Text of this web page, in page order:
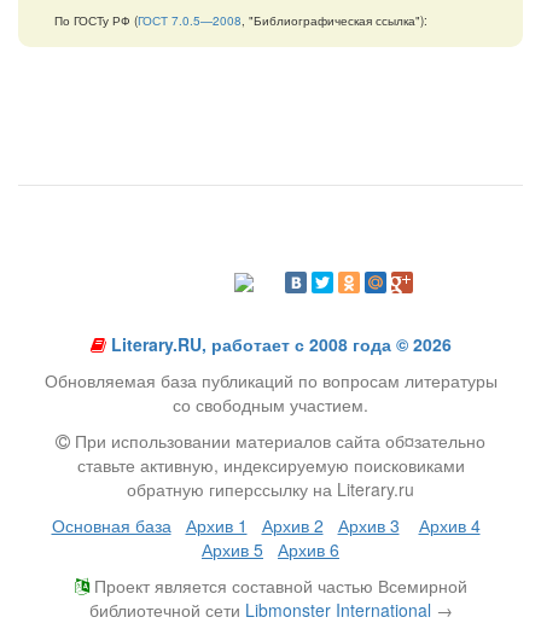
По ГОСТу РФ (ГОСТ 7.0.5—2008 , "Библиографическая ссылка"):
Literary.RU, работает с 2008 года © 2026
Обновляемая база публикаций по вопросам литературы
со свободным участием.
При использовании материалов сайта об¤зательно
ставьте активную, индексируемую поисковиками
обратную гиперссылку на Literary.ru
Основная база
Архив 1 Архив 2 Архив 3
Архив 4
Архив 5 Архив 6
Проект является составной частью Всемирной
библиотечной сети Libmonster International →